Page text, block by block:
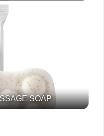
SOAP